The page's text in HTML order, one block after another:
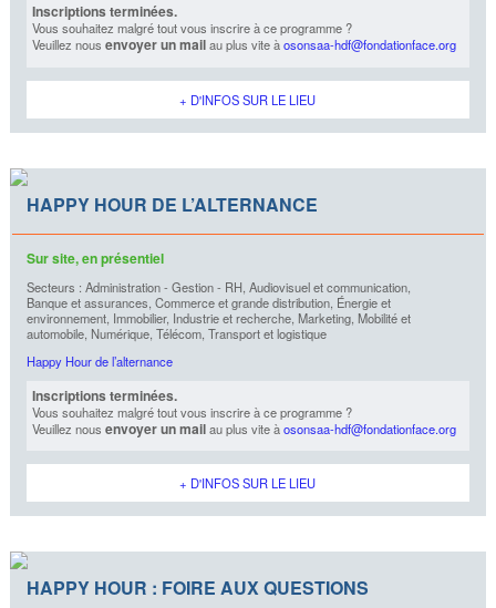
Inscriptions terminées.
Vous souhaitez malgré tout vous inscrire à ce programme ?
Veuillez nous envoyer un mailau plus vite àosonsaa-hdf@fondationface.org
+ D'INFOS SUR LE LIEU
HAPPY HOUR DE L’ALTERNANCE
Sur site, en présentiel
Secteurs : Administration - Gestion - RH, Audiovisuel et communication,
Banque et assurances, Commerce et grande distribution, Énergie et
environnement, Immobilier, Industrie et recherche, Marketing, Mobilité et
automobile, Numérique, Télécom, Transport et logistique
Happy Hour de l’alternance
Inscriptions terminées.
Vous souhaitez malgré tout vous inscrire à ce programme ?
Veuillez nous envoyer un mailau plus vite àosonsaa-hdf@fondationface.org
+ D'INFOS SUR LE LIEU
HAPPY HOUR : FOIRE AUX QUESTIONS